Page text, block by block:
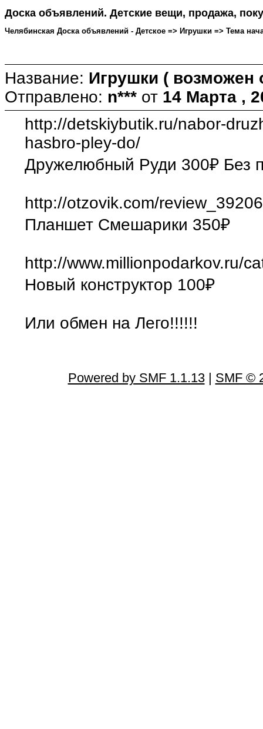
Доска объявлений. Детские вещи, продажа,
Челябинская Доска объявлений - Детское => Игрушки => Тема
Название: Игрушки ( возможен
Отправлено: n*** от 14 Марта ,
http://detskiybutik.ru/nabor-
hasbro-pley-do/
Дружелюбный Руди 300₽ Без
http://otzovik.com/
Планшет Смешарики 350₽
http://www.millionpodarkov.ru/
Новый конструктор 100₽
Или обмен на Лего!!!!!!
Powered by SMF 1.1.13| SMF ©